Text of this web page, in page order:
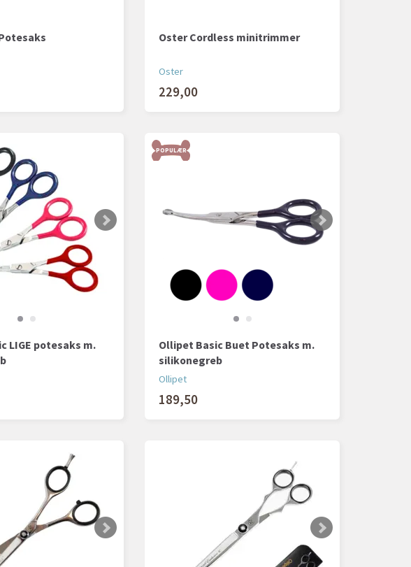
Oster Cordless minitrimmer
Oster
229,00
LIGE potesaks m.
POPULÆR
Ollipet Basic Buet Potesaks m.
silikonegreb
Ollipet
189,50